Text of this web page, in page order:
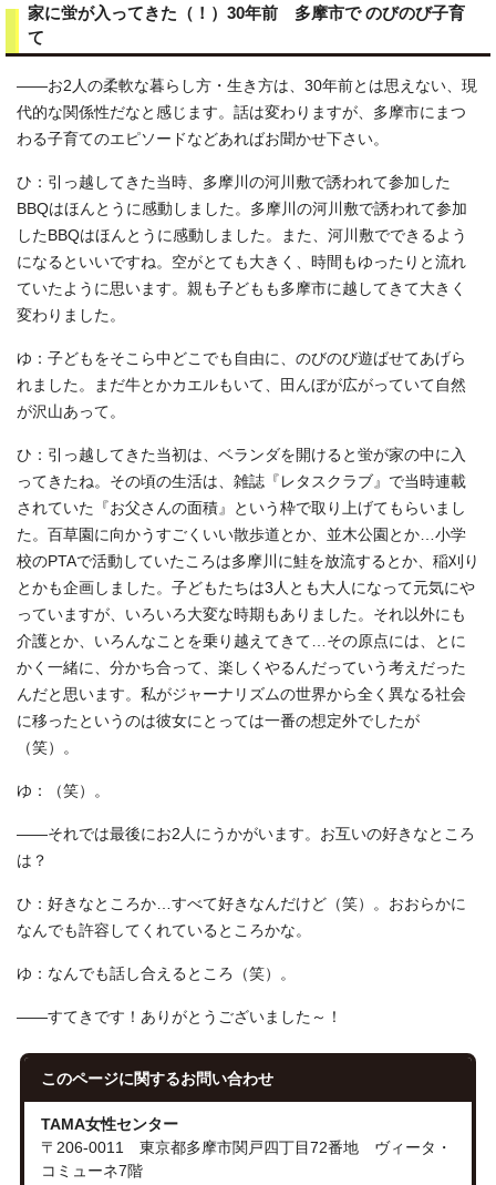
家に蛍が入ってきた（！）30年前 多摩市で のびのび子育
て
――お2人の柔軟な暮らし方・生き方は、30年前とは思えない、現
代的な関係性だなと感じます。話は変わりますが、多摩市にまつ
わる子育てのエピソードなどあればお聞かせ下さい。
ひ：引っ越してきた当時、多摩川の河川敷で誘われて参加した
BBQはほんとうに感動しました。多摩川の河川敷で誘われて参加
したBBQはほんとうに感動しました。また、河川敷でできるよう
になるといいですね。空がとても大きく、時間もゆったりと流れ
ていたように思います。親も子どもも多摩市に越してきて大きく
変わりました。
ゆ：子どもをそこら中どこでも自由に、のびのび遊ばせてあげら
れました。まだ牛とかカエルもいて、田んぼが広がっていて自然
が沢山あって。
ひ：引っ越してきた当初は、ベランダを開けると蛍が家の中に入
ってきたね。その頃の生活は、雑誌『レタスクラブ』で当時連載
されていた『お父さんの面積』という枠で取り上げてもらいまし
た。百草園に向かうすごくいい散歩道とか、並木公園とか…小学
校のPTAで活動していたころは多摩川に鮭を放流するとか、稲刈り
とかも企画しました。子どもたちは3人とも大人になって元気にや
っていますが、いろいろ大変な時期もありました。それ以外にも
介護とか、いろんなことを乗り越えてきて…その原点には、とに
かく一緒に、分かち合って、楽しくやるんだっていう考えだった
んだと思います。私がジャーナリズムの世界から全く異なる社会
に移ったというのは彼女にとっては一番の想定外でしたが
（笑）。
ゆ：（笑）。
――それでは最後にお2人にうかがいます。お互いの好きなところ
は？
ひ：好きなところか…すべて好きなんだけど（笑）。おおらかに
なんでも許容してくれているところかな。
ゆ：なんでも話し合えるところ（笑）。
――すてきです！ありがとうございました～！
このページに関するお問い合わせ
TAMA女性センター
〒206-0011 東京都多摩市関戸四丁目72番地 ヴィータ・
コミューネ7階